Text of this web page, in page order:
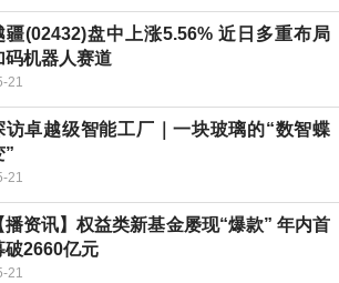
疆(02432)盘中上涨5.56% 近日多重布局
码机器人赛道
21
访卓越级智能工厂｜一块玻璃的“数智蝶
”
21
播资讯】权益类新基金屡现“爆款” 年内首
破2660亿元
21